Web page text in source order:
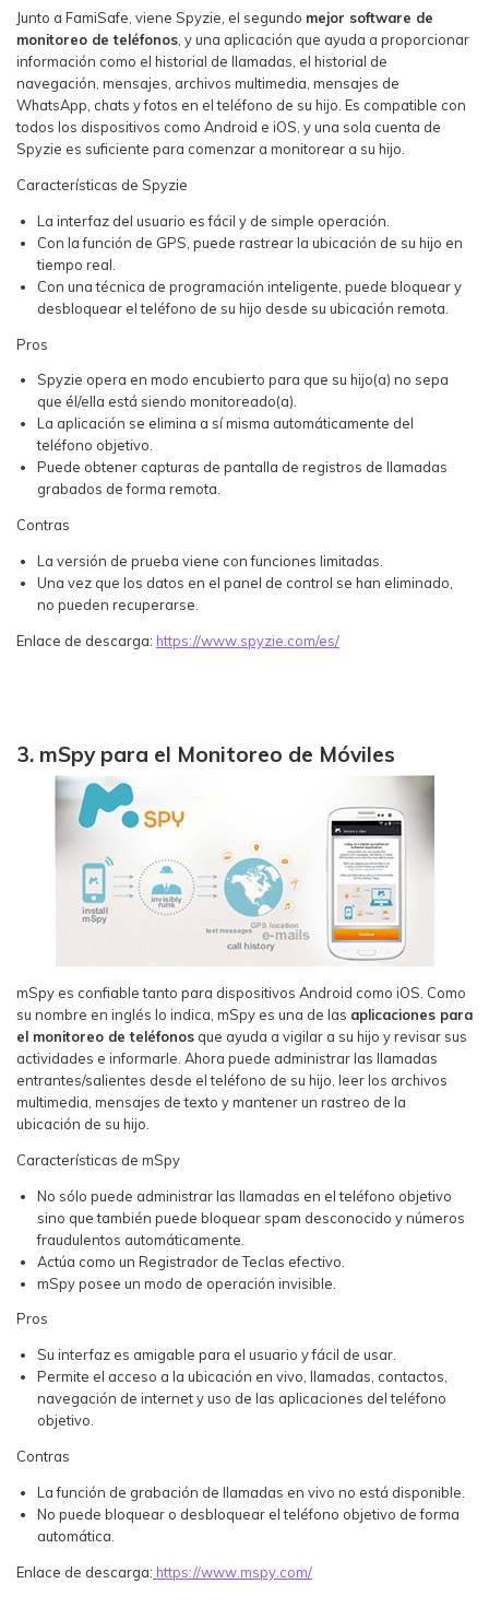
Junto a FamiSafe, viene Spyzie, el segundo mejor software de
monitoreo de teléfonos , y una aplicación que ayuda a proporcionar
información como el historial de llamadas, el historial de
navegación, mensajes, archivos multimedia, mensajes de
WhatsApp, chats y fotos en el teléfono de su hijo. Es compatible con
todos los dispositivos como Android e iOS, y una sola cuenta de
Spyzie es suficiente para comenzar a monitorear a su hijo.
Características de Spyzie
La interfaz del usuario es fácil y de simple operación.
Con la función de GPS, puede rastrear la ubicación de su hijo en
tiempo real.
Con una técnica de programación inteligente, puede bloquear y
desbloquear el teléfono de su hijo desde su ubicación remota.
Pros
Spyzie opera en modo encubierto para que su hijo(a) no sepa
que él/ella está siendo monitoreado(a).
La aplicación se elimina a sí misma automáticamente del
teléfono objetivo.
Puede obtener capturas de pantalla de registros de llamadas
grabados de forma remota.
Contras
La versión de prueba viene con funciones limitadas.
Una vez que los datos en el panel de control se han eliminado,
no pueden recuperarse.
Enlace de descarga: https://www.spyzie.com/es/
3. mSpy para el Monitoreo de Móviles
mSpy es confiable tanto para dispositivos Android como iOS. Como
su nombre en inglés lo indica, mSpy es una de las aplicaciones para
el monitoreo de teléfonos que ayuda a vigilar a su hijo y revisar sus
actividades e informarle. Ahora puede administrar las llamadas
entrantes/salientes desde el teléfono de su hijo, leer los archivos
multimedia, mensajes de texto y mantener un rastreo de la
ubicación de su hijo.
Características de mSpy
No sólo puede administrar las llamadas en el teléfono objetivo
sino que también puede bloquear spam desconocido y números
fraudulentos automáticamente.
Actúa como un Registrador de Teclas efectivo.
mSpy posee un modo de operación invisible.
Pros
Su interfaz es amigable para el usuario y fácil de usar.
Permite el acceso a la ubicación en vivo, llamadas, contactos,
navegación de internet y uso de las aplicaciones del teléfono
objetivo.
Contras
La función de grabación de llamadas en vivo no está disponible.
No puede bloquear o desbloquear el teléfono objetivo de forma
automática.
Enlace de descarga: https://www.mspy.com/